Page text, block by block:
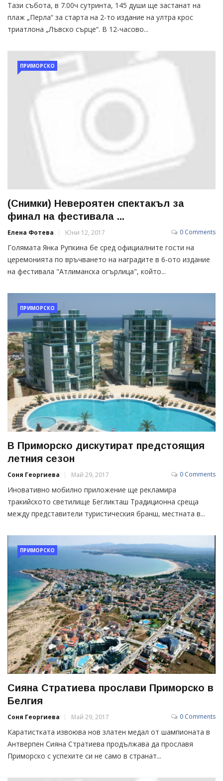
Тази събота, в 7.00ч сутринта, 145 души ще застанат на
плаж „Перла“ за старта на 2-то издание на ултра крос
триатлона „Лъвско сърце“. В 12-часово...
ПРИМОРСКО
(Снимки) Невероятен спектакъл за
финал на фестивала ...
Елена Фотева Юни 12, 2017 0 Comments
Голямата Янка Рупкина бе сред официалните гости на
церемонията по връчването на наградите в 6-ото издание
на фестивала "Атлиманска огърлица", който...
ПРИМОРСКО
В Приморско дискутират предстоящия
летния сезон
Соня Георгиева Май 29, 2017 0 Comments
Иновативно мобилно приложение ще рекламира
тракийското светилище Бегликташ Традиционна среща
между представители туристическия бранш, местната в...
ПРИМОРСКО
Сияна Стратиева прослави Приморско в
Белгия
Соня Георгиева Май 29, 2017 0 Comments
Каратистката извоюва нов златен медал от шампионата в
Антверпен Сияна Стратиева продължава да прославя
Приморско с успехите си не само в странат...